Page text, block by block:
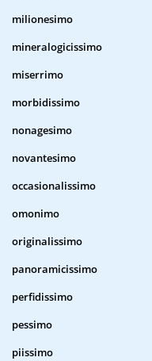
milionesimo
mineralogicissimo
miserrimo
morbidissimo
nonagesimo
novantesimo
occasionalissimo
omonimo
originalissimo
panoramicissimo
perfidissimo
pessimo
piissimo